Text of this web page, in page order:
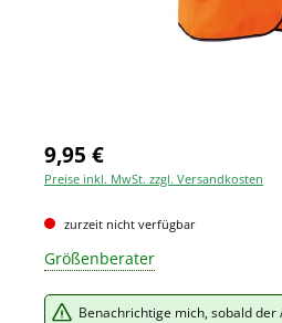
9,95 €
Preise inkl. MwSt. zzgl. Versandkosten
zurzeit nicht verfügbar
Größenberater
Benachrichtige mich, sobald